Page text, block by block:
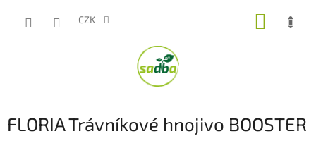
CZK
FLORIA Trávníkové hnojivo BOOSTER